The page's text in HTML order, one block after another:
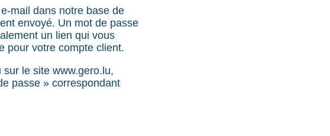
mail dans notre base de
envoyé. Un mot de passe
un lien qui vous
pour votre compte client.
le site www.gero.lu,
passe » correspondant